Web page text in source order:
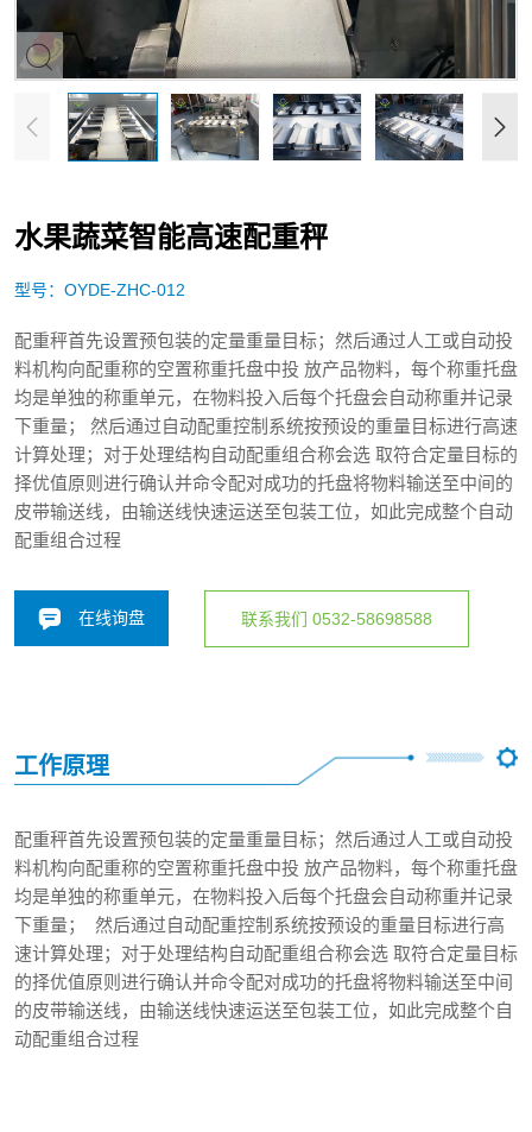
水果蔬菜智能高速配重秤
型号：OYDE-ZHC-012
配重秤首先设置预包装的定量重量目标；然后通过人工或自动投
料机构向配重称的空置称重托盘中投 放产品物料，每个称重托盘
均是单独的称重单元，在物料投入后每个托盘会自动称重并记录
下重量； 然后通过自动配重控制系统按预设的重量目标进行高速
计算处理；对于处理结构自动配重组合称会选 取符合定量目标的
择优值原则进行确认并命令配对成功的托盘将物料输送至中间的
皮带输送线，由输送线快速运送至包装工位，如此完成整个自动
配重组合过程
在线询盘 联系我们 0532-58698588
工作原理
配重秤首先设置预包装的定量重量目标；然后通过人工或自动投
料机构向配重称的空置称重托盘中投 放产品物料，每个称重托盘
均是单独的称重单元，在物料投入后每个托盘会自动称重并记录
下重量； 然后通过自动配重控制系统按预设的重量目标进行高
速计算处理；对于处理结构自动配重组合称会选 取符合定量目标
的择优值原则进行确认并命令配对成功的托盘将物料输送至中间
的皮带输送线，由输送线快速运送至包装工位，如此完成整个自
动配重组合过程